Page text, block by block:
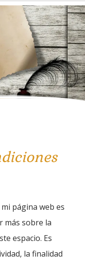
página web es
más sobre la
espacio. Es
la finalidad